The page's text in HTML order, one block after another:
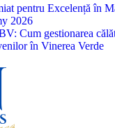
pentru Excelență în
2026
Cum gestionarea
în Vinerea Verde